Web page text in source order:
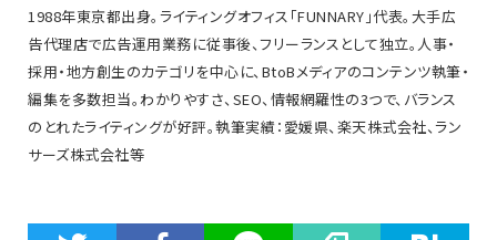
1988年東京都出身。ライティングオフィス「FUNNARY」代表。大手広
告代理店で広告運用業務に従事後、フリーランスとして独立。人事・
採用・地方創生のカテゴリを中心に、BtoBメディアのコンテンツ執筆・
編集を多数担当。わかりやすさ、SEO、情報網羅性の3つで、バランス
のとれたライティングが好評。執筆実績：愛媛県、楽天株式会社、ラン
サーズ株式会社等